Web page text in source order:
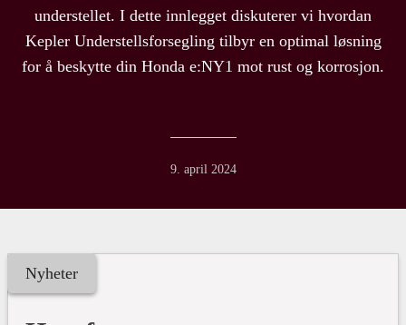
understellet. I dette innlegget diskuterer vi hvordan
Kepler Understellsforsegling tilbyr en optimal løsning
for å beskytte din Honda e:NY1 mot rust og korrosjon.
9. april 2024
Nyheter